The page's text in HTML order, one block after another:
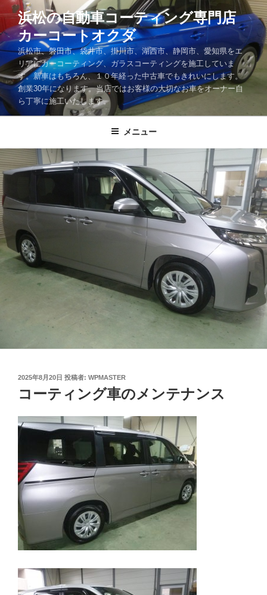
ン
テ
ン
ツ
へ
ス
キ
浜松の自動車コーティング専門店
カーコートオクダ
浜松市、磐田市、袋井市、掛川市、湖西市、静岡市、愛知県をエ
リアにカーコーティング、ガラスコーティングを施工していま
す。新車はもちろん、１０年経った中古車でもきれいにします。
創業30年になります。当店ではお客様の大切なお車をオーナー自
ら丁寧に施工いたします。
メニュー
投
日:
2025年8月20日 投稿者: WPMASTER
コーティング車のメンテナンス